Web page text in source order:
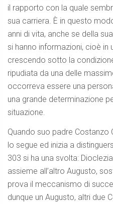
il rapporto con la quale
sua carriera. È in questo
anni di vita, anche se della
si hanno informazioni, cioè in
crescendo sotto la
ripudiata da una delle
occorreva essere una
una grande determinazione
situazione.
Quando suo padre Costanzo
lo segue ed inizia a
303 si ha una svolta:
assieme all’altro Augusto,
prova il meccanismo di
dunque un Augusto, altri due